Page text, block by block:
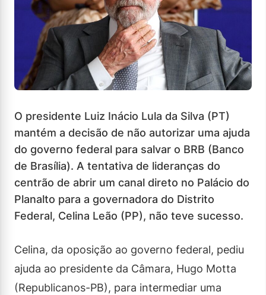
O presidente Luiz Inácio Lula da Silva (PT)
mantém a decisão de não autorizar uma ajuda
do governo federal para salvar o BRB (Banco
de Brasília). A tentativa de lideranças do
centrão de abrir um canal direto no Palácio do
Planalto para a governadora do Distrito
Federal, Celina Leão (PP), não teve sucesso.
Celina, da oposição ao governo federal, pediu
ajuda ao presidente da Câmara, Hugo Motta
(Republicanos-PB), para intermediar uma